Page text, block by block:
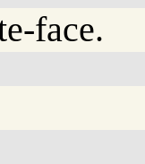
face.